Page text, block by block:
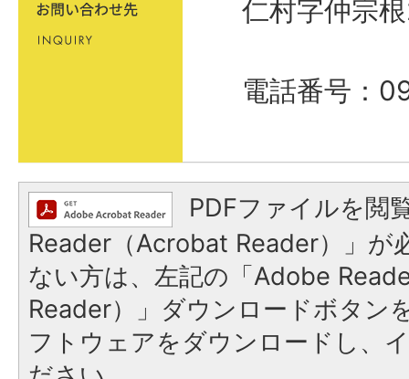
仁村字仲宗
電話番号：
PDFファイルを閲
Reader（Acrobat Reader）」が
ない方は、左記の「Adobe
Reader）」ダウンロードボタン
フトウェアをダウンロードし、